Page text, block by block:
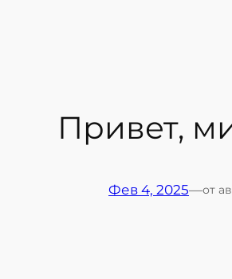
Привет,
Фев 4, 2025—от